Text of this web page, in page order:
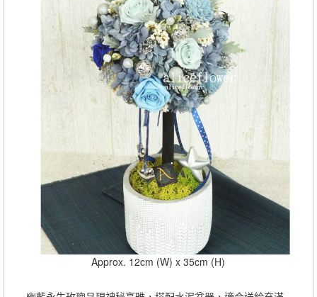
Approx. 12cm (W) x 35cm (H)